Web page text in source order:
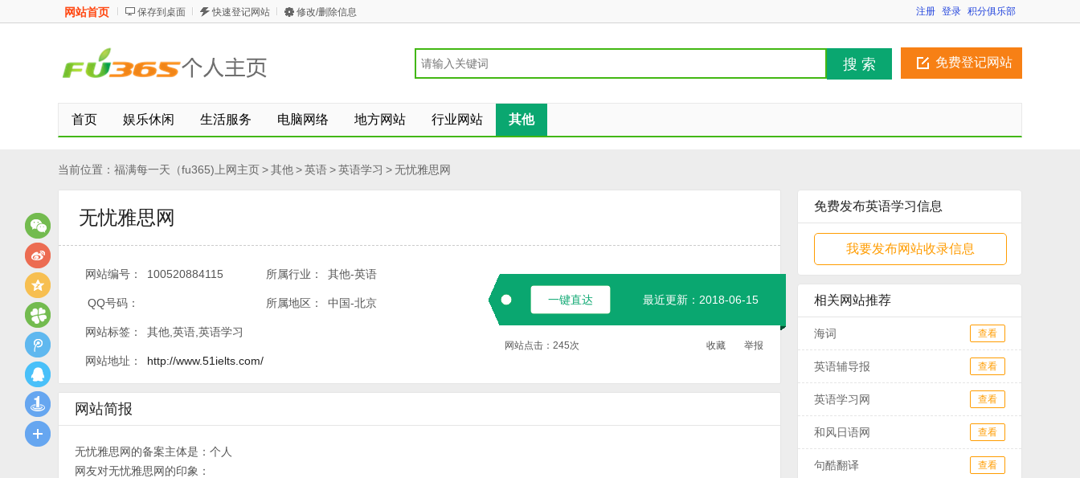
网站首页 保存到桌面 快速登记网站 修改/删除信息 注册 登录 积分俱乐部
免费登记网站
搜 索
首页 娱乐休闲 生活服务 电脑网络 地方网站 行业网站 其他
当前位置： 福满每一天（fu365)上网主页>其他>英语>英语学习 >无忧雅思网
无忧雅思网
网站编号： 100520884115 所属行业： 其他-英语
QQ号码： 所属地区： 中国-北京
网站标签： 其他,英语,英语学习
网站地址： http://www.51ielts.com/
一键直达 最近更新：2018-06-15
网站点击： 245次 收藏 举报
网站简报
无忧雅思网的备案主体是：个人
网友对无忧雅思网的印象：
免费发布英语学习信息
我要发布网站收录信息
相关网站推荐
海词 查看
英语辅导报 查看
英语学习网 查看
和风日语网 查看
句酷翻译 查看